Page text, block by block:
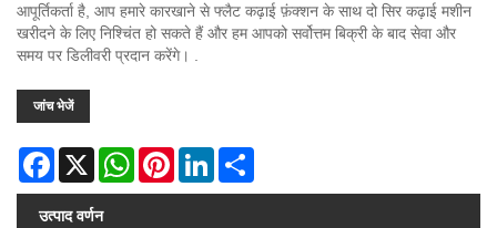
आपूर्तिकर्ता है, आप हमारे कारखाने से फ्लैट कढ़ाई फ़ंक्शन के साथ दो सिर कढ़ाई मशीन
खरीदने के लिए निश्चिंत हो सकते हैं और हम आपको सर्वोत्तम बिक्री के बाद सेवा और
समय पर डिलीवरी प्रदान करेंगे। .
जांच भेजें
Facebook
X WhatsAppPinterestLinkedIn
उत्पाद वर्णन